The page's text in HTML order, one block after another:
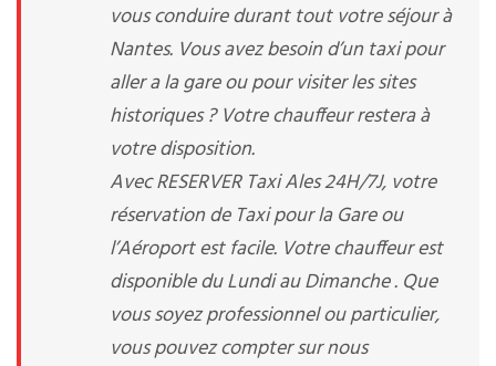
vous conduire durant tout votre séjour à
Nantes. Vous avez besoin d’un taxi pour
aller a la gare ou pour visiter les sites
historiques ? Votre chauffeur restera à
votre disposition.
Avec RESERVER Taxi Ales 24H/7J, votre
réservation de Taxi pour la Gare ou
l’Aéroport est facile. Votre chauffeur est
disponible du Lundi au Dimanche . Que
vous soyez professionnel ou particulier,
vous pouvez compter sur nous